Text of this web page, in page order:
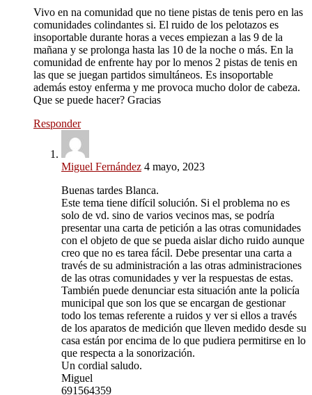
Vivo en na comunidad que no tiene pistas de tenis pero en las
comunidades colindantes si. El ruido de los pelotazos es
insoportable durante horas a veces empiezan a las 9 de la
mañana y se prolonga hasta las 10 de la noche o más. En la
comunidad de enfrente hay por lo menos 2 pistas de tenis en
las que se juegan partidos simultáneos. Es insoportable
además estoy enferma y me provoca mucho dolor de cabeza.
Que se puede hacer? Gracias
Responder
Miguel Fernández 4 mayo, 2023
Buenas tardes Blanca.
Este tema tiene difícil solución. Si el problema no es
solo de vd. sino de varios vecinos mas, se podría
presentar una carta de petición a las otras comunidades
con el objeto de que se pueda aislar dicho ruido aunque
creo que no es tarea fácil. Debe presentar una carta a
través de su administración a las otras administraciones
de las otras comunidades y ver la respuestas de estas.
También puede denunciar esta situación ante la policía
municipal que son los que se encargan de gestionar
todo los temas referente a ruidos y ver si ellos a través
de los aparatos de medición que lleven medido desde su
casa están por encima de lo que pudiera permitirse en lo
que respecta a la sonorización.
Un cordial saludo.
Miguel
691564359